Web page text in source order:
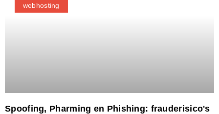
webhosting
Spoofing, Pharming en Phishing: frauderisico's